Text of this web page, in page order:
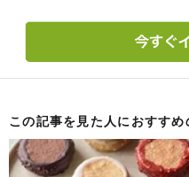
この記事を見た人におすすめ